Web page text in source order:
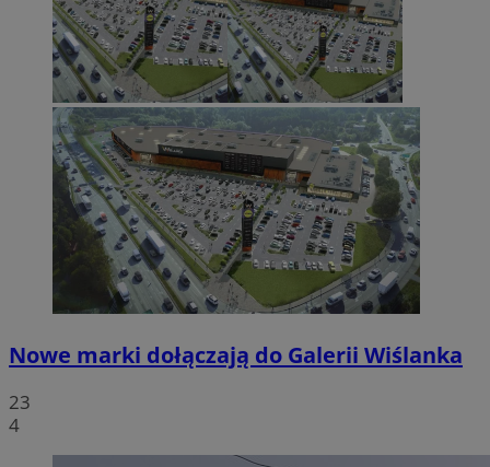
Nowe marki dołączają do Galerii Wiślanka
23
4